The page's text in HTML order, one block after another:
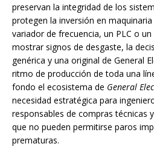
preservan la integridad de los
protegen la inversión en
variador de frecuencia, un PLC o
mostrar signos de desgaste, la
genérica y una original de General
ritmo de producción de toda una
fondo el ecosistema de General
necesidad estratégica para
responsables de compras técnicas
que no pueden permitirse paros
prematuras.